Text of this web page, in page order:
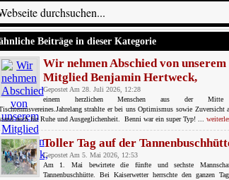
Beiträge in dieser Kategorie
Wir nehmen Abschied von unserem
Mitglied Benjamin Hertweck,
Gepostet Am 28. Juli 2026, 12:28
einem herzlichen Menschen aus der
strahlte er bei uns Optimismus sowie Zuversicht
auch für Ruhe und Ausgeglichenheit. Benni war ein super Typ! ...
Toller Tag auf der
Gepostet Am 5. Mai 2026, 12:53
Am 1. Mai bewirtete die fünfte und sechste
Tannenbuschhütte. Bei Kaiserwetter herrschte den ganzen